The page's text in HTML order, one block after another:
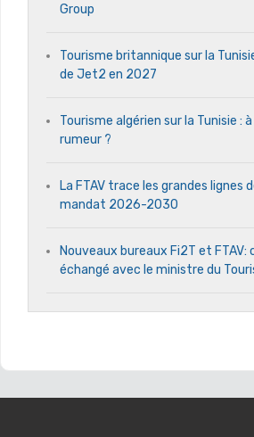
Group
Tourisme britannique sur la
de Jet2 en 2027
Tourisme algérien sur la Tunisie :
rumeur ?
La FTAV trace les grandes lignes
mandat 2026-2030
Nouveaux bureaux Fi2T et FTAV:
échangé avec le ministre du